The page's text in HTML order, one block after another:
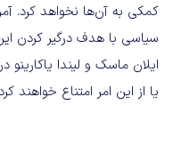
کمکی به آن‌ها نخواهد کرد.
سیاسی با هدف درگیر کردن
ایلان ماسک و لیندا
یا از این امر امتناع خواهند